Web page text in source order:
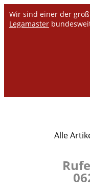
Wir sind einer der
Legamaster
Alle